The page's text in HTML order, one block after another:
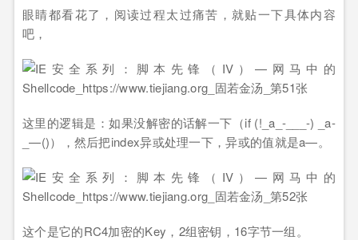
眼睛都看花了，阅读过程太过痛苦，就贴一下具体内容
吧，
这里的逻辑是：如果没解密的话解一下（if (!_a_-___-) _a-
_—()），然后把index异或处理一下，异或的值就是a—。
这个是它的RC4加密的Key，2组密钥，16字节一组。